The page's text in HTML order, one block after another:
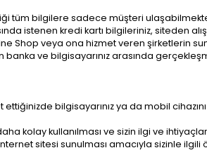
tüm bilgilere sadece müşteri
istenen kredi kartı bilgileriniz, siteden
Shop veya ona hizmet veren şirketlerin
banka ve bilgisayarınız arasında
bilgisayarınız ya da mobil
kolay kullanılması ve sizin ilgi ve
sitesi sunulması amacıyla sizinle ilgili